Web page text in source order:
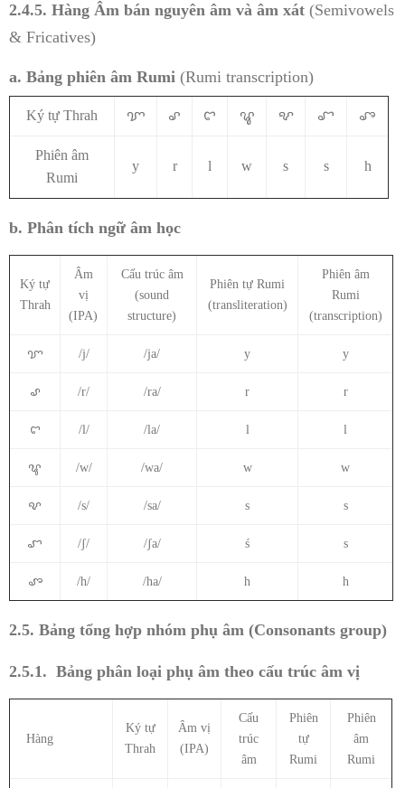
2.4.5. Hàng Âm bán nguyên âm và âm xát (Semivowels
& Fricatives)
a. Bảng phiên âm Rumi (Rumi transcription)
Ký tự Thrah ꨢ ꨣ ꨤ ꨥ ꨦ ꨧ ꨨ
Phiên âm
Rumi
y r l w s s h
b. Phân tích ngữ âm học
Ký tự
Thrah
Âm
vị
(IPA)
Cấu trúc âm
(sound
structure)
Phiên tự Rumi
(transliteration)
Phiên âm
Rumi
(transcription)
ꨢ /j/ /ja/ y y
ꨣ /r/ /ra/ r r
ꨤ /l/ /la/ l l
ꨥ /w/ /wa/ w w
ꨦ /s/ /sa/ s s
ꨧ /ʃ/ /ʃa/ ś s
ꨨ /h/ /ha/ h h
2.5. Bảng tổng hợp nhóm phụ âm (Consonants group)
2.5.1. Bảng phân loại phụ âm theo cấu trúc âm vị
Hàng
Ký tự
Thrah
Âm vị
(IPA)
Cấu
trúc
âm
Phiên
tự
Rumi
Phiên
âm
Rumi